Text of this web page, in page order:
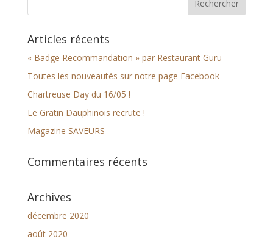
Articles récents
« Badge Recommandation » par Restaurant Guru
Toutes les nouveautés sur notre page Facebook
Chartreuse Day du 16/05 !
Le Gratin Dauphinois recrute !
Magazine SAVEURS
Commentaires récents
Archives
décembre 2020
août 2020